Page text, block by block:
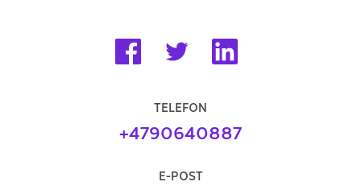
TELEFON
+4790640887
E-POST